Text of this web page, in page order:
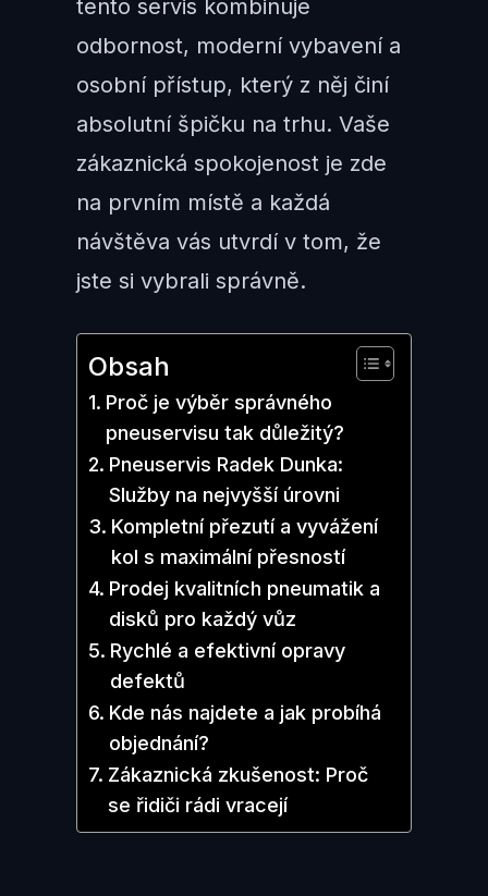
tento servis kombinuje
odbornost, moderní vybavení a
osobní přístup, který z něj činí
absolutní špičku na trhu. Vaše
zákaznická spokojenost je zde
na prvním místě a každá
návštěva vás utvrdí v tom, že
jste si vybrali správně.
Obsah
Proč je výběr správného
pneuservisu tak důležitý?
Pneuservis Radek Dunka:
Služby na nejvyšší úrovni
Kompletní přezutí a vyvážení
kol s maximální přesností
Prodej kvalitních pneumatik a
disků pro každý vůz
Rychlé a efektivní opravy
defektů
Kde nás najdete a jak probíhá
objednání?
Zákaznická zkušenost: Proč
se řidiči rádi vracejí